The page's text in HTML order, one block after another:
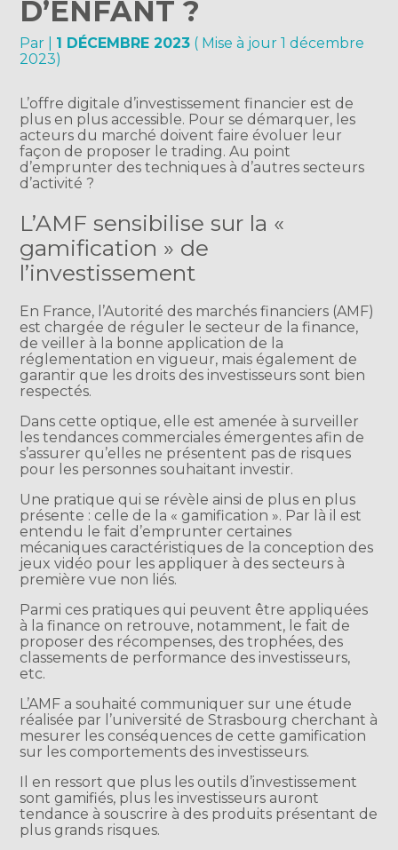
D’ENFANT ?
Par 1 DÉCEMBRE 2023 ( Mise à jour 1 décembre
2023)
L’offre digitale d’investissement financier est de
plus en plus accessible. Pour se démarquer, les
acteurs du marché doivent faire évoluer leur
façon de proposer le trading. Au point
d’emprunter des techniques à d’autres secteurs
d’activité ?
L’AMF sensibilise sur la «
gamification » de
l’investissement
En France, l’Autorité des marchés financiers (AMF)
est chargée de réguler le secteur de la finance,
de veiller à la bonne application de la
réglementation en vigueur, mais également de
garantir que les droits des investisseurs sont bien
respectés.
Dans cette optique, elle est amenée à surveiller
les tendances commerciales émergentes afin de
s’assurer qu’elles ne présentent pas de risques
pour les personnes souhaitant investir.
Une pratique qui se révèle ainsi de plus en plus
présente : celle de la « gamification ». Par là il est
entendu le fait d’emprunter certaines
mécaniques caractéristiques de la conception des
jeux vidéo pour les appliquer à des secteurs à
première vue non liés.
Parmi ces pratiques qui peuvent être appliquées
à la finance on retrouve, notamment, le fait de
proposer des récompenses, des trophées, des
classements de performance des investisseurs,
etc.
L’AMF a souhaité communiquer sur une étude
réalisée par l’université de Strasbourg cherchant à
mesurer les conséquences de cette gamification
sur les comportements des investisseurs.
Il en ressort que plus les outils d’investissement
sont gamifiés, plus les investisseurs auront
tendance à souscrire à des produits présentant de
plus grands risques.